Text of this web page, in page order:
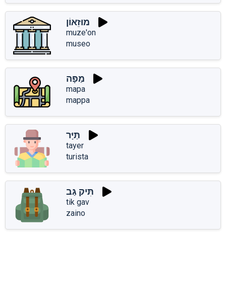
מוּזֵאוֹן
muze'on
museo
מַפָּה
mapa
mappa
תַּיָּר
tayer
turista
תִּיק גַּב
tik gav
zaino